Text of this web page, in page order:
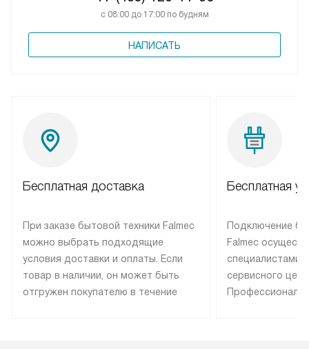
с 08:00 до 17:00 по будням
НАПИСАТЬ
Бесплатная доставка
При заказе бытовой техники Falmec
можно выбрать подходящие
условия доставки и оплаты. Если
товар в наличии, он может быть
отгружен покупателю в течение
Бесплатная
Подключение
Falmec
специалистами
сервисного